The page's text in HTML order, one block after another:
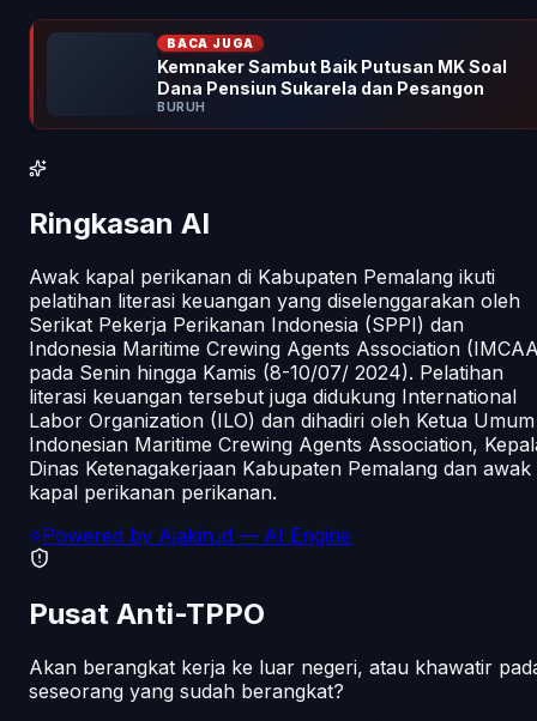
BACA JUGA
Kemnaker Sambut Baik Putusan MK Soal
Dana Pensiun Sukarela dan Pesangon
BURUH
Ringkasan AI
Awak kapal perikanan di Kabupaten Pemalang ikuti
pelatihan literasi keuangan yang diselenggarakan oleh
Serikat Pekerja Perikanan Indonesia (SPPI) dan
Indonesia Maritime Crewing Agents Association
pada Senin hingga Kamis (8-10/07/ 2024). Pelatihan
literasi keuangan tersebut juga didukung International
Labor Organization (ILO) dan dihadiri oleh Ketua Umum
Indonesian Maritime Crewing Agents Association,
Dinas Ketenagakerjaan Kabupaten Pemalang dan awak
kapal perikanan perikanan.
Powered by Ajakin.id — AI Engine
Pusat Anti-TPPO
Akan berangkat kerja ke luar negeri, atau khawatir
seseorang yang sudah berangkat?